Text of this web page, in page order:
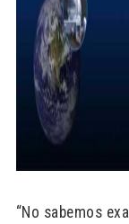
“No sabemos